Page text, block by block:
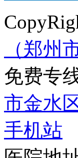
（郑州
免费专
市金水
手机站